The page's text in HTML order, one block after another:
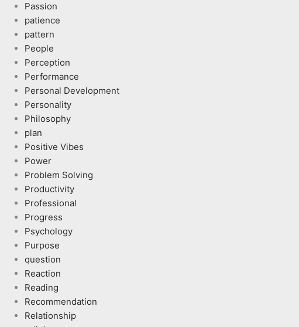
Passion
patience
pattern
People
Perception
Performance
Personal Development
Personality
Philosophy
plan
Positive Vibes
Power
Problem Solving
Productivity
Professional
Progress
Psychology
Purpose
question
Reaction
Reading
Recommendation
Relationship